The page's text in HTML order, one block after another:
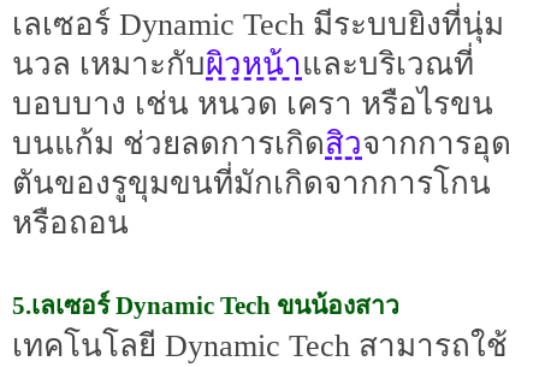
เลเซอร์ Dynamic Tech มีระบบยิงที่นุ่ม
นวล เหมาะกับผิวหน้าและบริเวณที่
บอบบาง เช่น หนวด เครา หรือไรขน
บนแก้ม ช่วยลดการเกิดสิวจากการอุด
ตันของรูขุมขนที่มักเกิดจากการโกน
หรือถอน
5.เลเซอร์ Dynamic Tech ขนน้องสาว
เทคโนโลยี Dynamic Tech สามารถใช้